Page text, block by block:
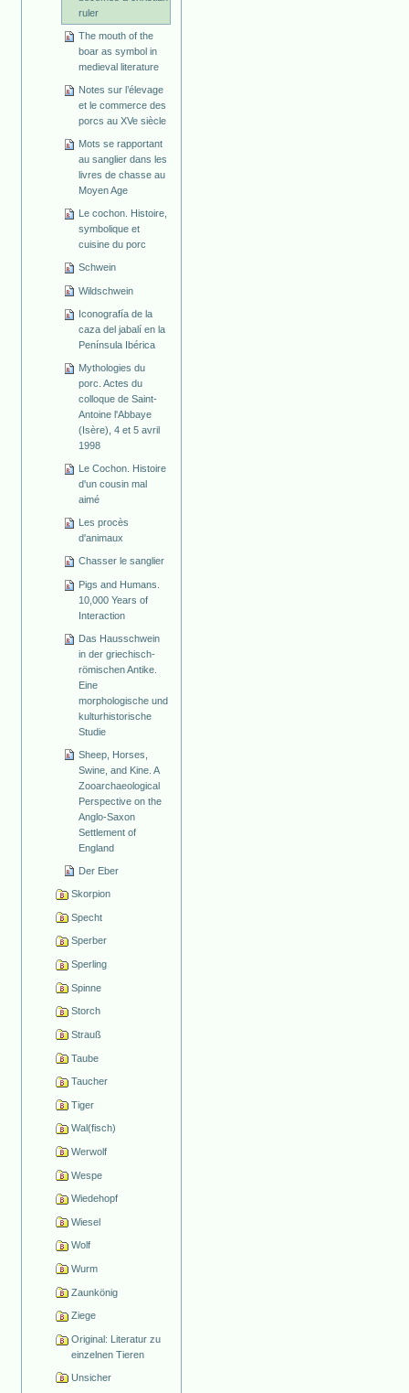
ruler
The mouth of the
boar as symbol in
medieval literature
Notes sur l’élevage
et le commerce des
porcs au XVe siècle
Mots se rapportant
au sanglier dans les
livres de chasse au
Moyen Age
Le cochon. Histoire,
symbolique et
cuisine du porc
Schwein
Wildschwein
Iconografía de la
caza del jabalí en la
Península Ibérica
Mythologies du
porc. Actes du
colloque de Saint-
Antoine l'Abbaye
(Isère), 4 et 5 avril
1998
Le Cochon. Histoire
d'un cousin mal
aimé
Les procès
d'animaux
Chasser le sanglier
Pigs and Humans.
10,000 Years of
Interaction
Das Hausschwein
in der griechisch-
römischen Antike.
Eine
morphologische und
kulturhistorische
Studie
Sheep, Horses,
Swine, and Kine. A
Zooarchaeological
Perspective on the
Anglo-Saxon
Settlement of
England
Der Eber
Skorpion
Specht
Sperber
Sperling
Spinne
Storch
Strauß
Taube
Taucher
Tiger
Wal(fisch)
Werwolf
Wespe
Wiedehopf
Wiesel
Wolf
Wurm
Zaunkönig
Ziege
Original: Literatur zu
einzelnen Tieren
Unsicher